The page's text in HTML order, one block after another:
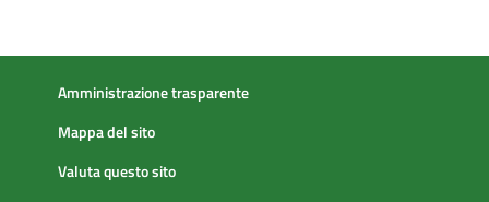
Amministrazione trasparente
Mappa del sito
Valuta questo sito